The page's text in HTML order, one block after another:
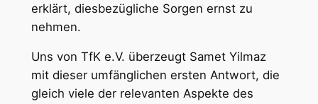
erklärt, diesbezügliche Sorgen ernst zu
nehmen.
Uns von TfK e.V. überzeugt Samet Yilmaz
mit dieser umfänglichen ersten Antwort, die
gleich viele der relevanten Aspekte des